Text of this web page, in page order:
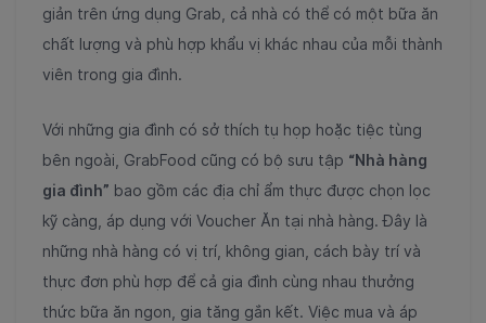
giản trên ứng dụng Grab, cả nhà có thể có một bữa ăn
chất lượng và phù hợp khẩu vị khác nhau của mỗi thành
viên trong gia đình.
Với những gia đình có sở thích tụ họp hoặc tiệc tùng
bên ngoài, GrabFood cũng có bộ sưu tập “Nhà hàng
gia đình” bao gồm các địa chỉ ẩm thực được chọn lọc
kỹ càng, áp dụng với Voucher Ăn tại nhà hàng. Đây là
những nhà hàng có vị trí, không gian, cách bày trí và
thực đơn phù hợp để cả gia đình cùng nhau thưởng
thức bữa ăn ngon, gia tăng gắn kết. Việc mua và áp